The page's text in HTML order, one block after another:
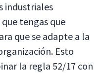
industriales
tengas que
que se adapte a la
Esto
la regla 52/17 con